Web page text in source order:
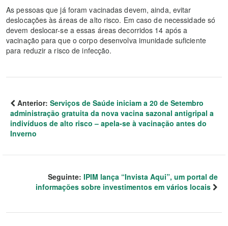
As pessoas que já foram vacinadas devem, ainda, evitar
deslocações às áreas de alto risco. Em caso de necessidade só
devem deslocar-se a essas áreas decorridos 14 após a
vacinação para que o corpo desenvolva imunidade suficiente
para reduzir a risco de infecção.
Anterior: Serviços de Saúde iniciam a 20 de Setembro
administração gratuita da nova vacina sazonal antigripal a
indivíduos de alto risco – apela-se à vacinação antes do
Inverno
Seguinte: IPIM lança “Invista Aqui”, um portal de
informações sobre investimentos em vários locais